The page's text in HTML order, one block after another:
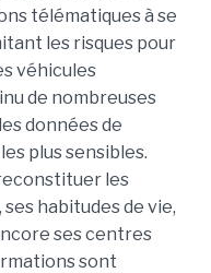
télématiques à se
les risques pour
véhicules
de nombreuses
données de
plus sensibles.
les
habitudes de vie,
ses centres
sont